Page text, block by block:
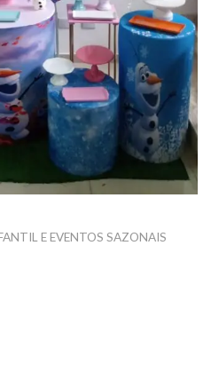
E EVENTOS SAZONAIS